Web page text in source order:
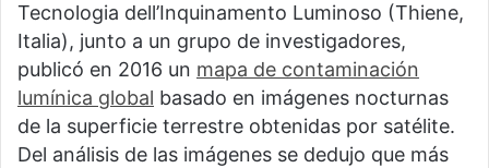
Tecnologia dell’Inquinamento Luminoso (Thiene,
Italia), junto a un grupo de investigadores,
publicó en 2016 un mapa de contaminación
lumínica global basado en imágenes nocturnas
de la superficie terrestre obtenidas por satélite.
Del análisis de las imágenes se dedujo que más